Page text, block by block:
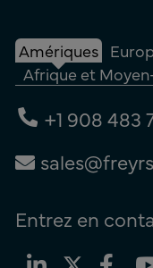
Amériques
Afrique et
+1 908 483
Entrez en